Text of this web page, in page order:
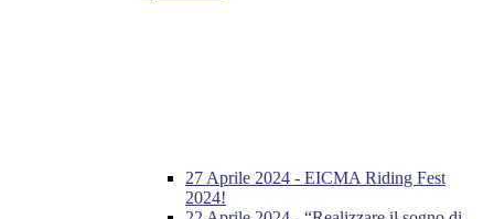
27 Aprile 2024 - EICMA Riding Fest
2024!